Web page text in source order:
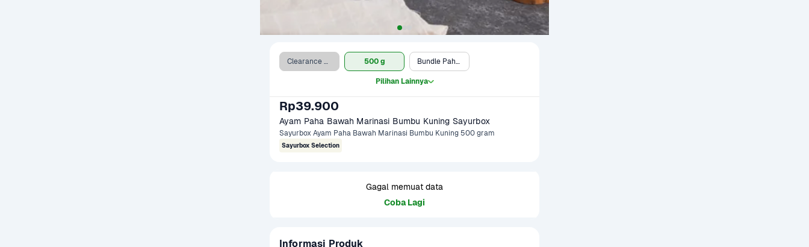
Clearance Sale (500 g) 500 g Bundle Paha & Cabai Bawang
Pilihan Lainnya
Rp39.900
Ayam Paha Bawah Marinasi Bumbu Kuning Sayurbox
Sayurbox Ayam Paha Bawah Marinasi Bumbu Kuning 500 gram
Sayurbox Selection
Gagal memuat data
Coba Lagi
Informasi Produk